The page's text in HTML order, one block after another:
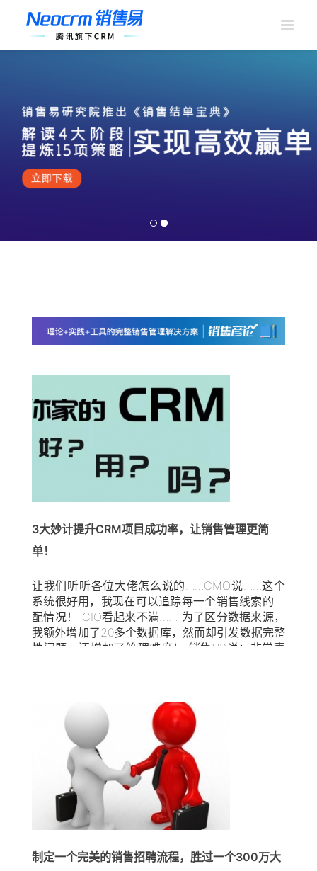
容
3大妙计提升CRM项目成功率，让销售管理更简
单！
让我们听听各位大佬怎么说的……CMO说……这个
系统很好用，我现在可以追踪每一个销售线索的分
配情况！ CIO看起来不满…… 为了区分数据来源，
我额外增加了20多个数据库，然而却引发数据完整
性问题，还增加了管理难度！ 销售VP说：非常喜
控销售行为…… 销售代表表示不喜欢！不喜欢CRM
系统！因为我们要要输入大量信息，而这些信息对
于促进销售的作用却没有那么大！我们讨厌输入数
据！ CRM应用的结果究竟如何呢？ 用了，但是效
果并不理想…… CRM之所以未能帮助公司实现增收
目标的原因有很多，其中一点需特别强调的是：
CRM终极目的是改善销售流程，提升销售管理效
率。然而很多企业的管理层片面地将CRM系统过多
制定一个完美的销售招聘流程，胜过一个300万大